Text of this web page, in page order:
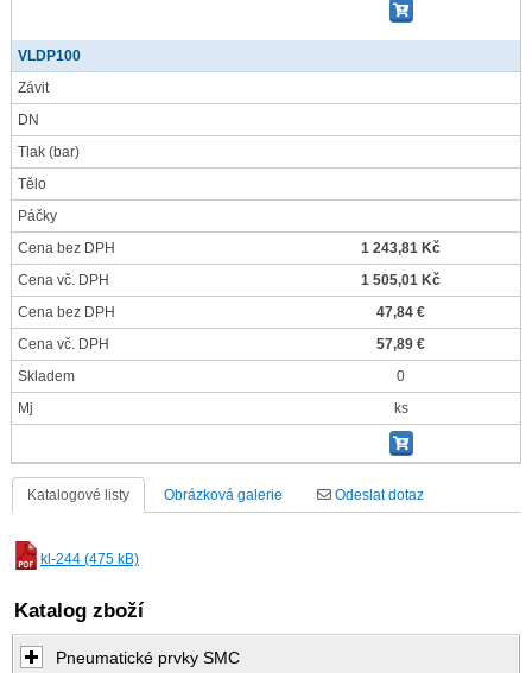
VLDP100
Závit
DN
Tlak (bar)
Tělo
Páčky
Cena bez DPH
1 243,81 Kč
Cena vč. DPH
1 505,01 Kč
Cena bez DPH
47,84 €
Cena vč. DPH
57,89 €
Skladem
0
Mj
ks
Katalogové listy Obrázková galerie Odeslat dotaz
kl-244 (475 kB)
Katalog zboží
Pneumatické prvky SMC